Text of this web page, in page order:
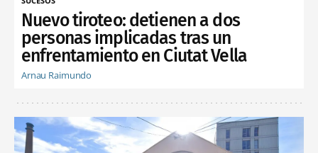
Nuevo tiroteo: detienen a dos
personas implicadas tras un
enfrentamiento en Ciutat Vella
Arnau Raimundo